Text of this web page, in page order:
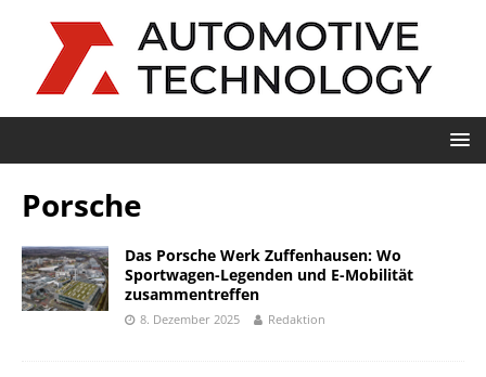
Porsche
Das Porsche Werk Zuffenhausen: Wo
Sportwagen-Legenden und E-Mobilität
zusammentreffen
8. Dezember 2025 Redaktion